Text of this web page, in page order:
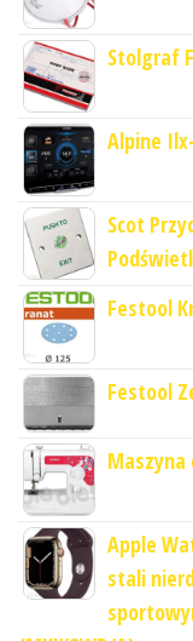
Stolgraf
Alpine
Scot
Festool
Festool
Maszyna
Apple
stali